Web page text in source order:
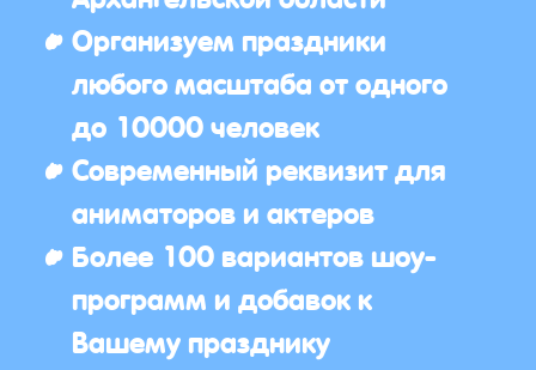
Организуем праздники
любого масштаба от одного
до 10000 человек
Современный реквизит для
аниматоров и актеров
Более 100 вариантов шоу-
программ и добавок к
Вашему празднику